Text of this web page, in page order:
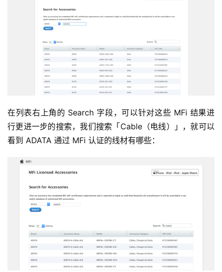
在列表右上角的 Search 字段，可以针对这些 MFi 结果进
行更进一步的搜索，我们搜索「Cable（电线）」，就可以
看到 ADATA 通过 MFi 认证的线材有哪些：